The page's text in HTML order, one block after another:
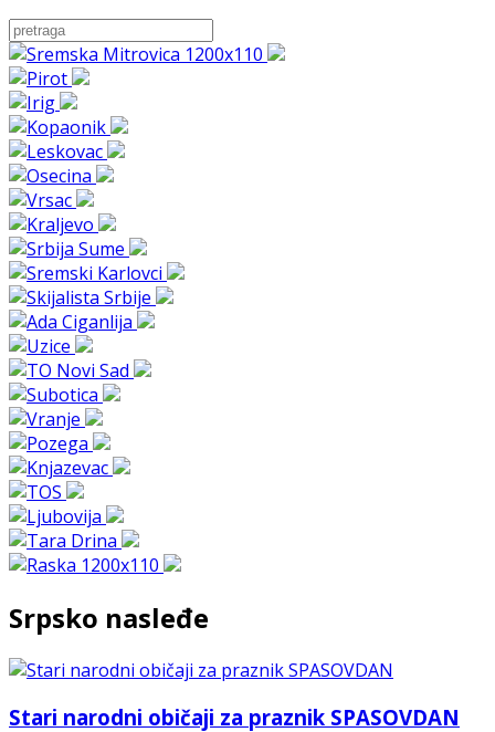
Srpsko nasleđe
Stari narodni običaji za praznik SPASOVDAN